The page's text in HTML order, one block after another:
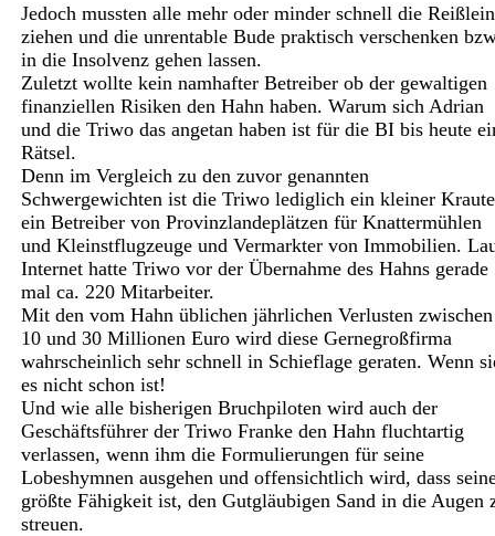
Jedoch mussten alle mehr oder minder schnell die
ziehen und die unrentable Bude praktisch verschenken
in die Insolvenz gehen lassen.
Zuletzt wollte kein namhafter Betreiber ob der gewaltigen
finanziellen Risiken den Hahn haben. Warum sich Adrian
und die Triwo das angetan haben ist für die BI bis heute
Rätsel.
Denn im Vergleich zu den zuvor genannten
Schwergewichten ist die Triwo lediglich ein kleiner
ein Betreiber von Provinzlandeplätzen für Knattermühlen
und Kleinstflugzeuge und Vermarkter von Immobilien.
Internet hatte Triwo vor der Übernahme des Hahns gerade
mal ca. 220 Mitarbeiter.
Mit den vom Hahn üblichen jährlichen Verlusten zwischen
10 und 30 Millionen Euro wird diese Gernegroßfirma
wahrscheinlich sehr schnell in Schieflage geraten. Wenn
es nicht schon ist!
Und wie alle bisherigen Bruchpiloten wird auch der
Geschäftsführer der Triwo Franke den Hahn fluchtartig
verlassen, wenn ihm die Formulierungen für seine
Lobeshymnen ausgehen und offensichtlich wird, dass
größte Fähigkeit ist, den Gutgläubigen Sand in die Augen
streuen.